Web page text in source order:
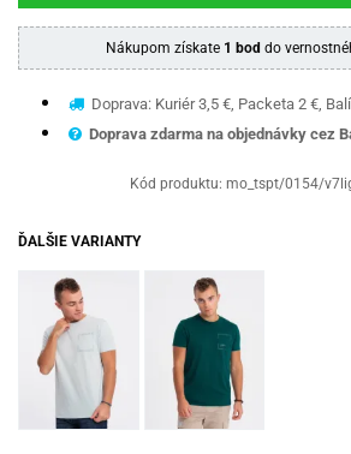
Nákupom získate 1 bod do
Doprava: Kuriér 3,5 €, Packeta 2 €,
Doprava zdarma na objednávky cez
Kód produktu: mo_tspt/0154/
ĎALŠIE VARIANTY